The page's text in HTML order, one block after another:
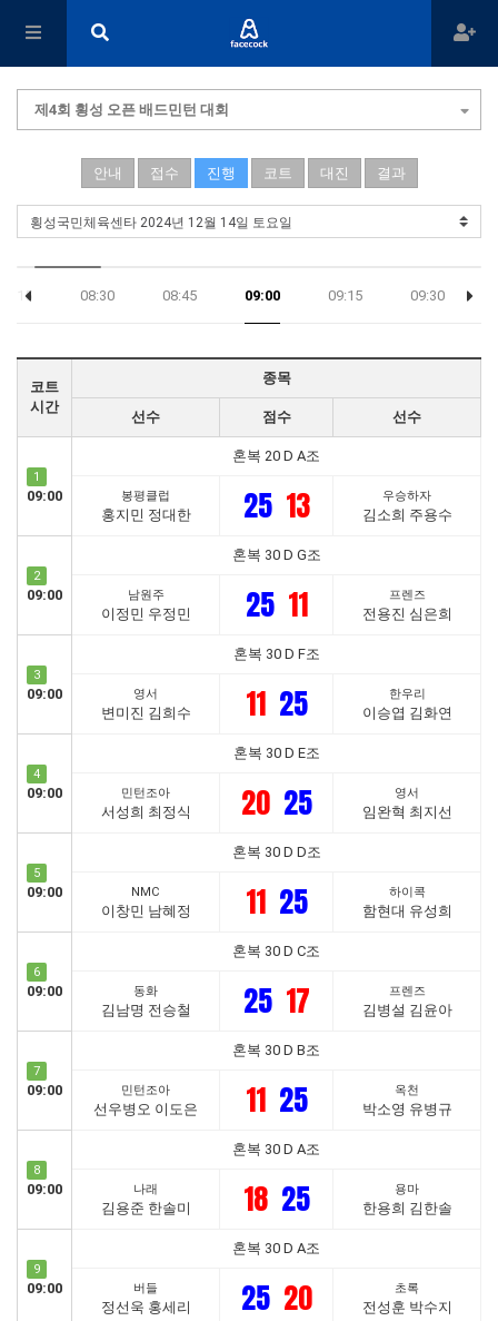
제4회 횡성 오픈 배드민턴 대회
안내 접수 진행 코트 대진 결과
08:30 08:45 09:00 09:15 09:30
코트
시간
종목
선수 점수 선수
1
09:00
혼복 20 D A조
봉평클럽
홍지민 정대한 25 13 우승하자
김소희 주용수
2
09:00
혼복 30 D G조
남원주
이정민 우정민 25 11 프렌즈
전용진 심은희
3
09:00
혼복 30 D F조
영서
변미진 김희수 11 25 한우리
이승엽 김화연
4
09:00
혼복 30 D E조
민턴조아
서성희 최정식 20 25 영서
임완혁 최지선
5
09:00
혼복 30 D D조
NMC
이창민 남혜정 11 25 하이콕
함현대 유성희
6
09:00
혼복 30 D C조
동화
김남명 전승철 25 17 프렌즈
김병설 김윤아
7
09:00
혼복 30 D B조
민턴조아
선우병오 이도은 11 25 옥천
박소영 유병규
8
09:00
혼복 30 D A조
나래
김용준 한솔미 18 25 용마
한용희 김한솔
9
09:00
혼복 30 D A조
버들
정선욱 홍세리 25 20 초록
전성훈 박수지